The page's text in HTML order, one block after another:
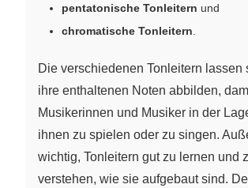
pentatonische Tonleitern und
chromatische Tonleitern
Die verschiedenen Tonleitern lassen
ihre enthaltenen Noten abbilden,
Musikerinnen und Musiker in der
ihnen zu spielen oder zu singen.
wichtig, Tonleitern gut zu lernen und
verstehen, wie sie aufgebaut sind.